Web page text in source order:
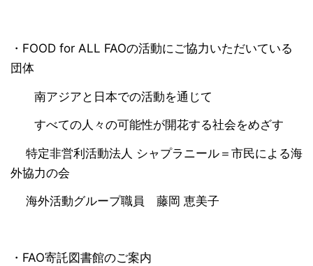
・FOOD for ALL FAOの活動にご協力いただいている
団体
南アジアと日本での活動を通じて
すべての人々の可能性が開花する社会をめざす
特定非営利活動法人 シャプラニール＝市民による海
外協力の会
海外活動グループ職員 藤岡 恵美子
・FAO寄託図書館のご案内